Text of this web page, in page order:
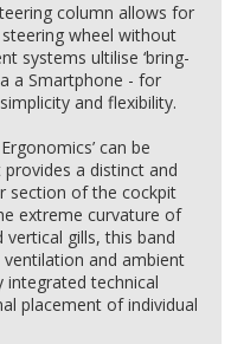
column allows for
wheel without
systems ultilise ‘bring-
a Smartphone - for
and flexibility.
can be
a distinct and
section of the cockpit
extreme curvature of
vertical gills, this band
and ambient
integrated technical
placement of individual